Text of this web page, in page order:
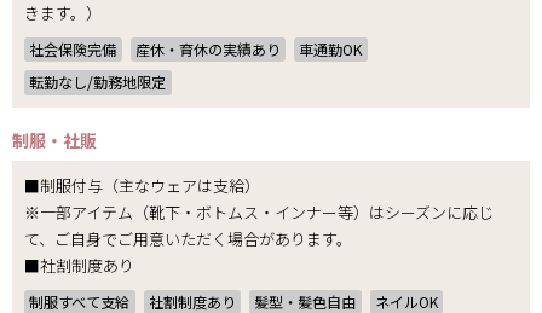
きます。）
社会保険完備 産休・育休の実績あり
車通勤OK
転勤なし/勤務地限定
制服・社販
■制服付与（主なウェアは支給）
※一部アイテム（靴下・ボトムス・インナー等）はシーズンに応じ
て、ご自身でご用意いただく場合があります。
■社割制度あり
制服すべて支給 社割制度あり 髪型・髪色自由
ネイルOK